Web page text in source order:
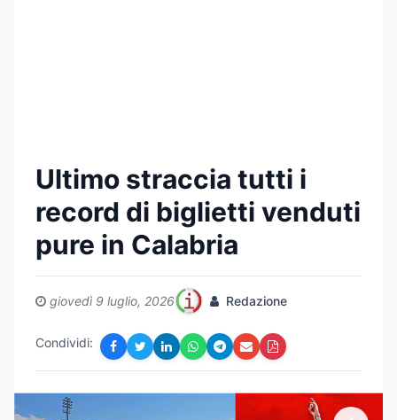
Ultimo straccia tutti i
record di biglietti venduti
pure in Calabria
giovedì 9 luglio, 2026 Redazione
Condividi: